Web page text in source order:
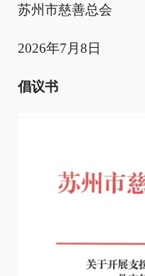
苏州市慈善总会
2026年7月8日
倡议书